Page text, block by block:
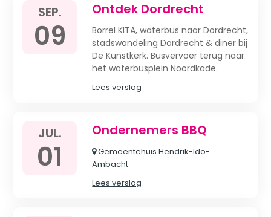
SEP.
09
Ontdek Dordrecht
Borrel KITA, waterbus naar Dordrecht,
stadswandeling Dordrecht & diner bij
De Kunstkerk. Busvervoer terug naar
het waterbusplein Noordkade.
Lees verslag
JUL.
01
Ondernemers BBQ
Gemeentehuis Hendrik-Ido-
Ambacht
Lees verslag